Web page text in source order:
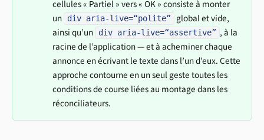
cellules « Partiel » vers « OK » consiste à monter
un
div aria-live=“polite”
global et vide,
ainsi qu’un
div aria-live=“assertive” , à la
racine de l’application — et à acheminer chaque
annonce en écrivant le texte dans l’un d’eux. Cette
approche contourne en un seul geste toutes les
conditions de course liées au montage dans les
réconciliateurs.